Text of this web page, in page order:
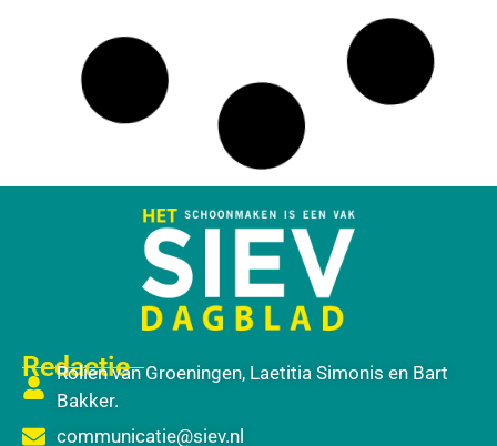
Redactie
Rolien van Groeningen, Laetitia Simonis en Bart
Bakker.
communicatie@siev.nl